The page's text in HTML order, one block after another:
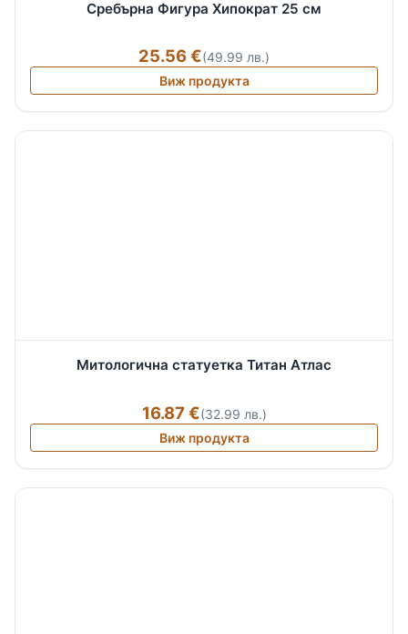
Сребърна Фигура Хипократ 25 см
25.56 €(49.99 лв.)
Виж продукта
Митологична статуетка Титан Атлас
16.87 €(32.99 лв.)
Виж продукта